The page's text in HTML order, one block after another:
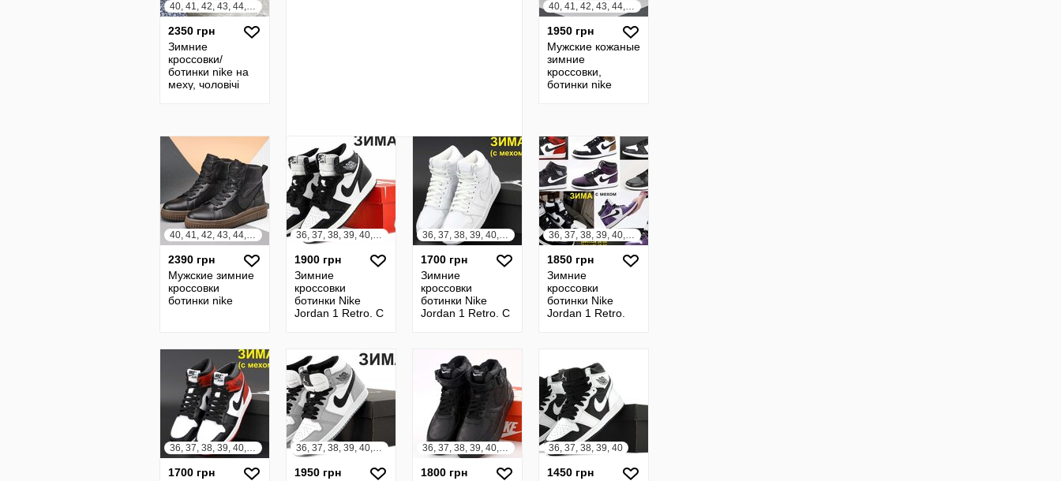
40, 41, 42, 43, 44, 45
2350 грн
Зимние
кроссовки/
ботинки nike на
меху, чоловічі
шкіри
40, 41, 42, 43, 44, 45
1950 грн
Мужские кожаные
зимние
кроссовки,
ботинки nike
40, 41, 42, 43, 44, 45
2390 грн
Мужские зимние
кроссовки
ботинки nike
36, 37, 38, 39, 40, 41, 42, 43, 44, 45
1900 грн
Зимние
кроссовки
ботинки Nike
Jordan 1 Retro. С
36, 37, 38, 39, 40, 41, 42, 43, 44, 45
1700 грн
Зимние
кроссовки
ботинки Nike
Jordan 1 Retro. С
36, 37, 38, 39, 40, 41, 42, 43, 44, 45
1850 грн
Зимние
кроссовки
ботинки Nike
Jordan 1 Retro.
36, 37, 38, 39, 40, 41, 42, 43, 44, 45
1700 грн
36, 37, 38, 39, 40, 41, 42, 43, 44, 45
1950 грн
36, 37, 38, 39, 40, 41, 42, 43, 44, 45
1800 грн
36, 37, 38, 39, 40
1450 грн